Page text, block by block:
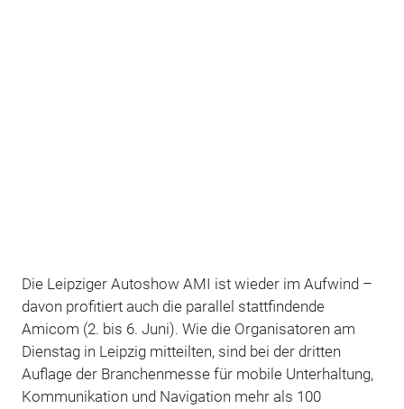
Die Leipziger Autoshow AMI ist wieder im Aufwind –
davon profitiert auch die parallel stattfindende
Amicom (2. bis 6. Juni). Wie die Organisatoren am
Dienstag in Leipzig mitteilten, sind bei der dritten
Auflage der Branchenmesse für mobile Unterhaltung,
Kommunikation und Navigation mehr als 100